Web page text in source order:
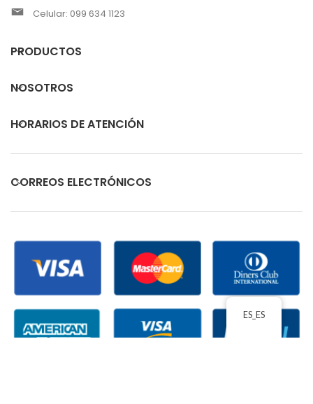
Celular: 099 634 1123
PRODUCTOS
NOSOTROS
HORARIOS DE ATENCIÓN
CORREOS ELECTRÓNICOS
ES_ES